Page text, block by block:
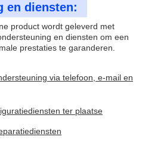
en diensten:
product wordt geleverd met
en diensten om een
prestaties te garanderen.
via telefoon, e-mail en
ter plaatse